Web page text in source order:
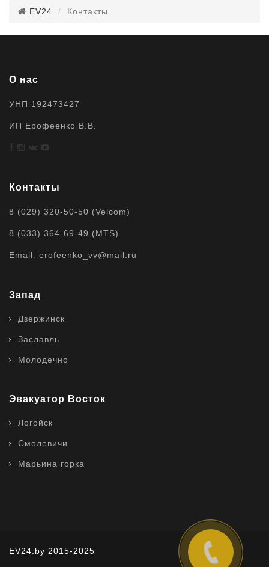
EV24 Контакты
О нас
УНП 192473427
ИП Ерофеенко В.В.
Контакты
8 (029) 320-50-50 (Velcom)
8 (033) 364-69-49 (MTS)
Email: erofeenko_vv@mail.ru
Запад
Дзержинск
Заславль
Молодечно
Эвакуатор Восток
Логойск
Смолевичи
Марьина горка
EV24.by 2015-2025